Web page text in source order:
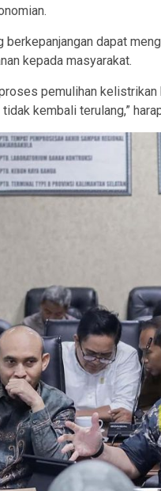
berkepanjangan dapat
kepada masyarakat.
pemulihan
kembali terulang,”